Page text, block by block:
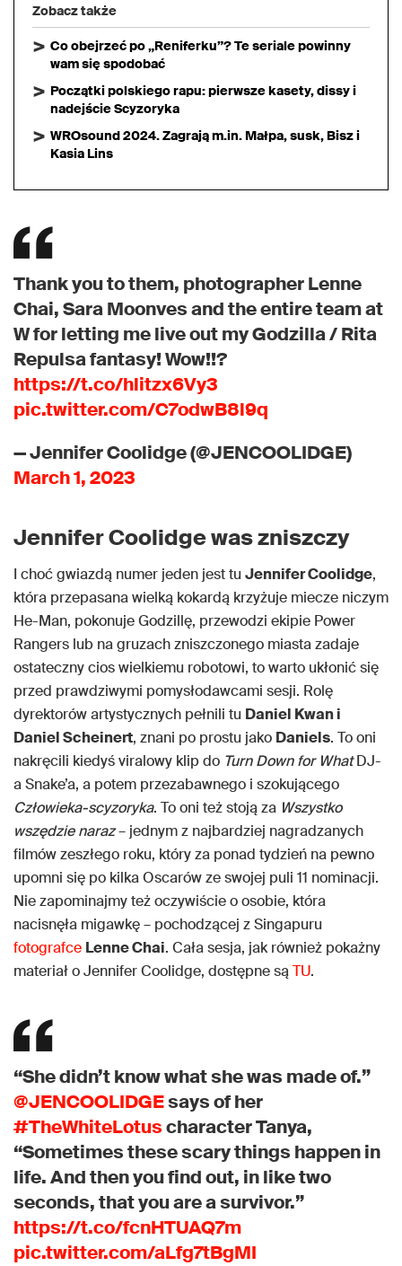
Zobacz także
Co obejrzeć po „Reniferku”? Te seriale powinny
wam się spodobać
Początki polskiego rapu: pierwsze kasety, dissy i
nadejście Scyzoryka
WROsound 2024. Zagrają m.in. Małpa, susk, Bisz i
Kasia Lins
Thank you to them, photographer Lenne
Chai, Sara Moonves and the entire team at
W for letting me live out my Godzilla / Rita
Repulsa fantasy! Wow!!?
https://t.co/hlitzx6Vy3
pic.twitter.com/C7odwB8l9q
— Jennifer Coolidge (@JENCOOLIDGE)
March 1, 2023
Jennifer Coolidge was zniszczy
I choć gwiazdą numer jeden jest tu Jennifer Coolidge,
która przepasana wielką kokardą krzyżuje miecze niczym
He-Man, pokonuje Godzillę, przewodzi ekipie Power
Rangers lub na gruzach zniszczonego miasta zadaje
ostateczny cios wielkiemu robotowi, to warto ukłonić się
przed prawdziwymi pomysłodawcami sesji. Rolę
dyrektorów artystycznych pełnili tu Daniel Kwan i
Daniel Scheinert, znani po prostu jako Daniels. To oni
nakręcili kiedyś viralowy klip do Turn Down for WhatDJ-
a Snake’a, a potem przezabawnego i szokującego
Człowieka-scyzoryka. To oni też stoją za Wszystko
wszędzie naraz– jednym z najbardziej nagradzanych
filmów zeszłego roku, który za ponad tydzień na pewno
upomni się po kilka Oscarów ze swojej puli 11 nominacji.
Nie zapominajmy też oczywiście o osobie, która
nacisnęła migawkę – pochodzącej z Singapuru
fotografce Lenne Chai. Cała sesja, jak również pokażny
materiał o Jennifer Coolidge, dostępne sąTU.
“She didn’t know what she was made of.”
@JENCOOLIDGEsays of her
#TheWhiteLotuscharacter Tanya,
“Sometimes these scary things happen in
life. And then you find out, in like two
seconds, that you are a survivor.”
https://t.co/fcnHTUAQ7m
pic.twitter.com/aLfg7tBgMI